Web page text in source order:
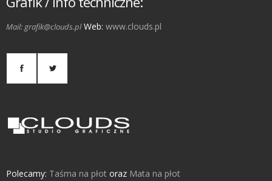
Mail: grafik@clouds.plWeb: www.clouds.pl
Polecamy: Taśma na płot oraz Mata na płot